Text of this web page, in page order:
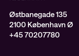
Østbanegade 135
2100 København Ø
+45 70207780